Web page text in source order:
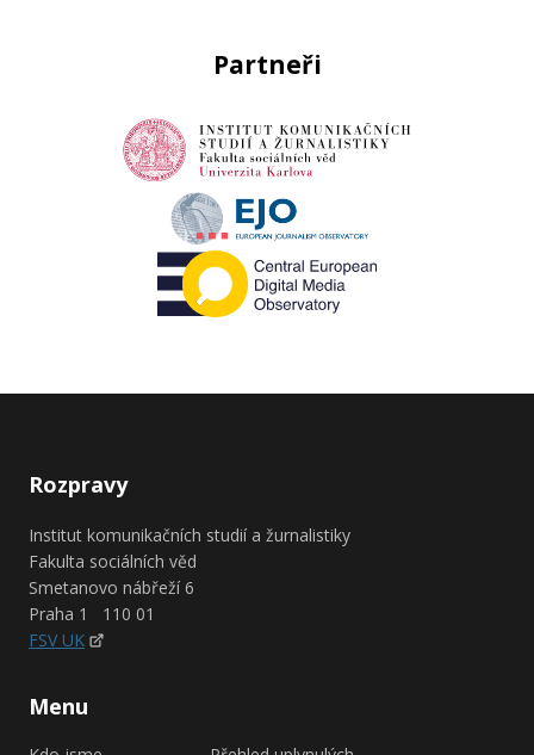
Partneři
Rozpravy
Institut komunikačních studií a žurnalistiky
Fakulta sociálních věd
Smetanovo nábřeží 6
Praha 1 110 01
FSV UK
Menu